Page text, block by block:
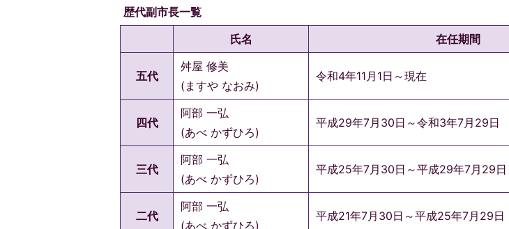
歴代副市長一覧
氏名
在任期間
五代
舛屋 修美
(ますや なおみ)
令和4年11月1日～現在
四代
阿部 一弘
(あべ かずひろ)
平成29年7月30日～令和3年7月29日
三代
阿部 一弘
(あべ かずひろ)
平成25年7月30日～平成29年7月29日
二代
阿部 一弘
(あべ かずひろ)
平成21年7月30日～平成25年7月29日